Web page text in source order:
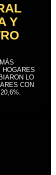
Y
HOGARES
LO
CON